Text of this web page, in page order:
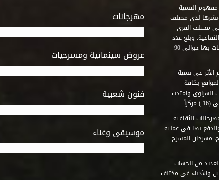
مهرجانات
عروض سينمائية ومسرحيات
فنون شعبية
موسيقى وغناء
التنمية
لدى مختلف
مختلف القرى
وبلغ عدد
المكتبات التى أنشأها الصندوق فى أماكن لم يكن من المتصور إقامة مثل هذه المكتبات بها حوالى 90
فى تنمية
بكافة
لها أداء دورها الثقافى والفنى. وقد بدأت التجربة عام 1996 ببيت الهراوى وامتدت
.. .
الثقافية
بها فى عملية
مهرجان المسرح
من الجهات
والأدباء فى مختلف